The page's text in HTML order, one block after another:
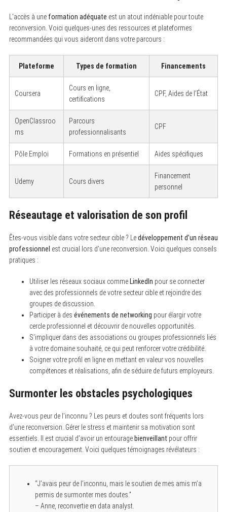
L’accès à une formation adéquate est un atout indéniable pour toute
reconversion. Voici quelques-unes des ressources et plateformes
recommandées qui vous aideront dans votre parcours :
Plateforme Types de formation Financements
Coursera
Cours en ligne,
certifications
CPF, Aides de l’État
OpenClassroo
ms
Parcours
professionnalisants
CPF
Pôle Emploi Formations en présentiel Aides spécifiques
Udemy Cours divers
Financement
personnel
Réseautage et valorisation de son profil
Êtes-vous visible dans votre secteur cible ? Ledéveloppement d’un réseau
professionnel est crucial lors d’une reconversion. Voici quelques conseils
pratiques :
Utiliser les réseaux sociaux commeLinkedIn pour se connecter
avec des professionnels de votre secteur cible et rejoindre des
groupes de discussion.
Participer à des événements de networking pour élargir votre
cercle professionnel et découvrir de nouvelles opportunités.
S’impliquer dans des associations ou groupes professionnels liés
à votre domaine souhaité, ce qui peut renforcer votre crédibilité.
Soigner votre profil en ligne en mettant en valeur vos nouvelles
compétences et réalisations, afin de séduire de futurs employeurs.
Surmonter les obstacles psychologiques
Avez-vous peur de l’inconnu ? Les peurs et doutes sont fréquents lors
d’une reconversion. Gérer le stress et maintenir sa motivation sont
essentiels. Il est crucial d’avoir un entouragebienveillant pour offrir
soutien et encouragement. Voici quelques témoignages révélateurs :
“J’avais peur de l’inconnu, mais le soutien de mes amis m’a
permis de surmonter mes doutes.”
– Anne, reconvertie en data analyst.
e
a
o
r